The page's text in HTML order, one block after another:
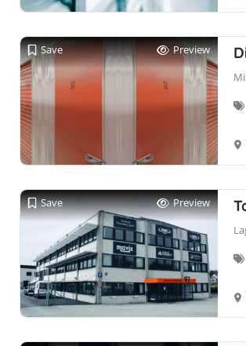
Save Preview
Save Preview